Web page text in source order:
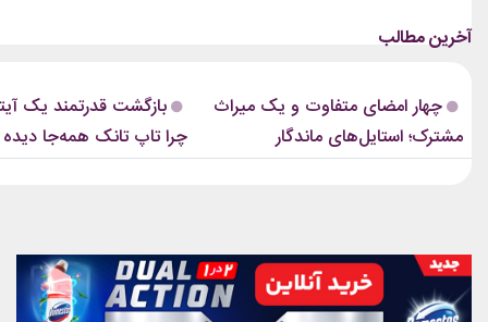
چهره‌هایی تأثیرگذار در دنیای مد نیز تبدیل
موزیک‌ویدئوها و مراسم‌های مهم جهانی،...
استایل نوید محمدزاده...
چهار امضای متفاوت و یک میراث
مشترک؛ استایل‌های ماندگار
بلک‌پینک که تاریخ مد کی‌پاپ را
بازگشت قدرتمند یک
چرا تاپ تانک همه‌جا